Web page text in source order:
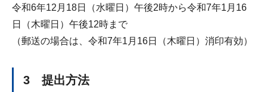
令和6年12月18日（水曜日）午後2時から令和7年1月16
日（木曜日）午後12時まで
（郵送の場合は、令和7年1月16日（木曜日）消印有効）
3 提出方法